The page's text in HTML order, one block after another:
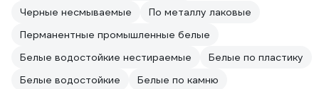
Черные несмываемые
По металлу лаковые
Перманентные промышленные белые
Белые водостойкие нестираемые
Белые по пластику
Белые водостойкие
Белые по камню